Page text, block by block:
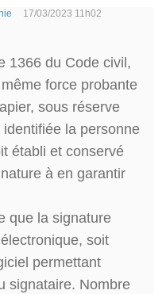
17/03/2023 11h02
1366 du Code civil,
force probante
sous réserve
la personne
établi et conservé
à en garantir
que la signature
soit
permettant
signataire. Nombre